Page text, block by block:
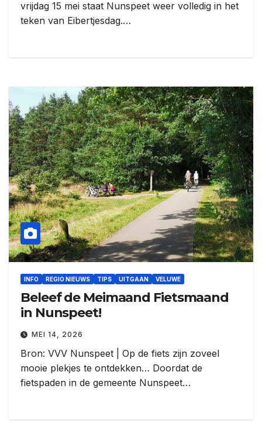
vrijdag 15 mei staat Nunspeet weer volledig in het
teken van Eibertjesdag.…
INFO REGIO NIEUWS TIPS UITGAAN VELUWE
Beleef de Meimaand Fietsmaand
in Nunspeet!
MEI 14, 2026
Bron: VVV Nunspeet | Op de fiets zijn zoveel
mooie plekjes te ontdekken… Doordat de
fietspaden in de gemeente Nunspeet…